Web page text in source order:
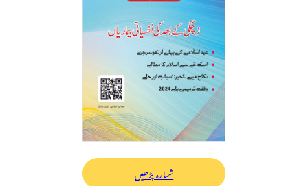
شمارہ پڑھیں